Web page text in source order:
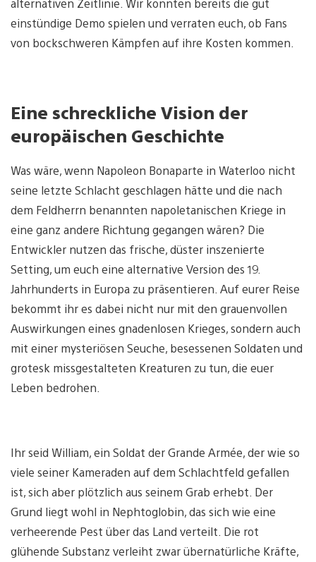
einstündige Demo spielen und verraten euch, ob Fans
von bockschweren Kämpfen auf ihre Kosten kommen.
Eine schreckliche Vision der
europäischen Geschichte
Was wäre, wenn Napoleon Bonaparte in Waterloo nicht
seine letzte Schlacht geschlagen hätte und die nach
dem Feldherrn benannten napoletanischen Kriege in
eine ganz andere Richtung gegangen wären? Die
Entwickler nutzen das frische, düster inszenierte
Setting, um euch eine alternative Version des 19.
Jahrhunderts in Europa zu präsentieren. Auf eurer Reise
bekommt ihr es dabei nicht nur mit den grauenvollen
Auswirkungen eines gnadenlosen Krieges, sondern auch
mit einer mysteriösen Seuche, besessenen Soldaten und
grotesk missgestalteten Kreaturen zu tun, die euer
Leben bedrohen.
Ihr seid William, ein Soldat der Grande Armée, der wie so
viele seiner Kameraden auf dem Schlachtfeld gefallen
ist, sich aber plötzlich aus seinem Grab erhebt. Der
Grund liegt wohl in Nephtoglobin, das sich wie eine
verheerende Pest über das Land verteilt. Die rot
glühende Substanz verleiht zwar übernatürliche Kräfte,